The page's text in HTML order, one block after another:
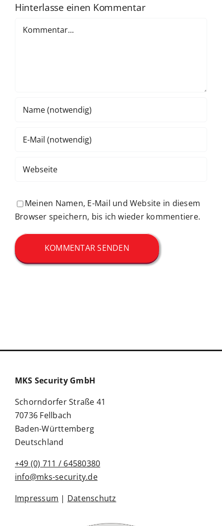
Hinterlasse einen Kommentar
Meinen Namen, E-Mail und Website in diesem
Browser speichern, bis ich wieder kommentiere.
MKS Security GmbH
Schorndorfer Straße 41
70736 Fellbach
Baden-Württemberg
Deutschland
+49 (0) 711 / 64580380
info@mks-security.de
Impressum | Datenschutz